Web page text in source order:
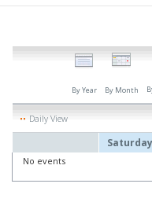
By Year By Month
Daily View
No events